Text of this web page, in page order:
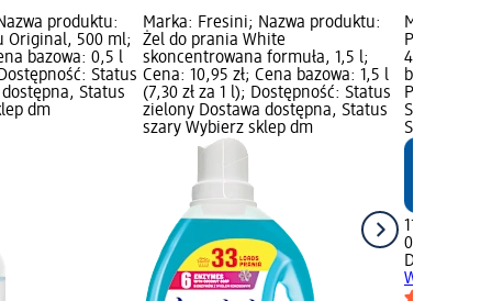
produktu:
Original, 500 ml;
bazowa: 0,5 l
Status
Status
dm
Marka: Fresini; Nazwa produktu:
Żel do prania White
skoncentrowana formuła, 1,5 l;
Cena: 10,95 zł; Cena bazowa: 1,5 l
(7,30 zł za 1 l); Dostępność: Status
zielony Dostawa dostępna, Status
szary Wybierz sklep dm
Marka:
Perfumy
400 ml;
bazowa:
Produkt
Status
Status
11,95 zł
0,4 l (29,88
Denkmit
Whisper,